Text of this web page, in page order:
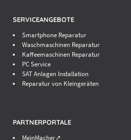
SERVICEANGEBOTE
Smartphone Reparatur
Waschmaschinen Reparatur
Kaffeemaschinen Reparatur
PC Service
SAT Anlagen Installation
Reparatur von Kleingeräten
PARTNERPORTALE
MeinMacher↗